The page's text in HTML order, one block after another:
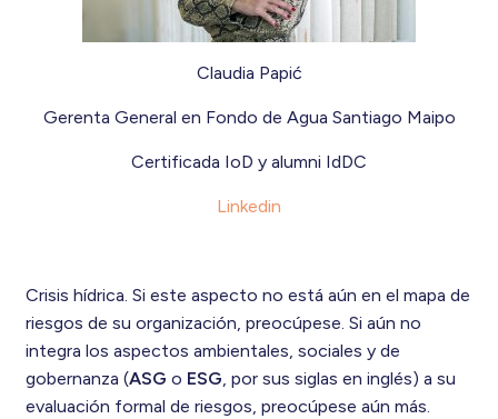
Claudia Papić
Gerenta General en Fondo de Agua Santiago Maipo
Certificada IoD y alumni IdDC
Linkedin
Crisis hídrica. Si este aspecto no está aún en el mapa de
riesgos de su organización, preocúpese. Si aún no
integra los aspectos ambientales, sociales y de
gobernanza (ASG o ESG, por sus siglas en inglés) a su
evaluación formal de riesgos, preocúpese aún más.